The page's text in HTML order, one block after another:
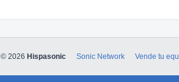
© 2026 Hispasonic Sonic Network Vende tu